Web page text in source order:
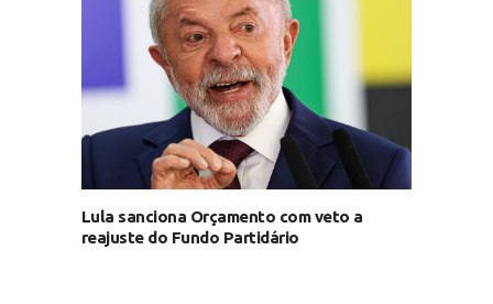
Lula sanciona Orçamento com veto a
reajuste do Fundo Partidário